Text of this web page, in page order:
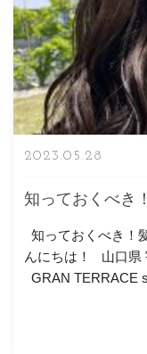
知っておくべき
2023.05.28
知っておくべき！
んにちは！ 山口県
GRAN TERRACE